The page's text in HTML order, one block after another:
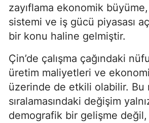
zayıflama ekonomik
sistemi ve iş gücü piyasası
bir konu haline gelmiştir.
Çin’de çalışma çağındaki
üretim maliyetleri ve
üzerinde de etkili olabilir. Bu
sıralamasındaki değişim
demografik bir gelişme değil,